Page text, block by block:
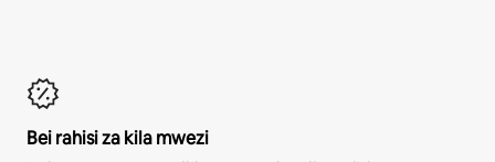
Bei rahisi za kila mwezi